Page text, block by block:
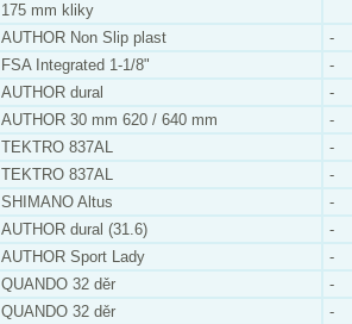
175 mm kliky
AUTHOR Non Slip plast
-
FSA Integrated 1-1/8"
-
AUTHOR dural
-
AUTHOR 30 mm 620 / 640 mm
-
TEKTRO 837AL
-
TEKTRO 837AL
-
SHIMANO Altus
-
AUTHOR dural (31.6)
-
AUTHOR Sport Lady
-
QUANDO 32 děr
-
QUANDO 32 děr
-